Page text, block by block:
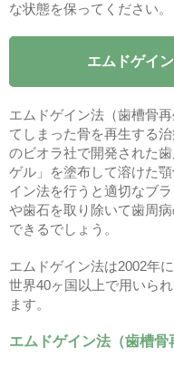
な状態を保ってください。
エムドゲイ
エムドゲイン法（歯槽骨
てしまった骨を再生する
のビオラ社で開発された
ゲル」を塗布して溶けた
イン法を行うと適切なブ
や歯石を取り除いて歯周
できるでしょう。
エムドゲイン法は2002年
世界40ヶ国以上で用いら
ます。
エムドゲイン法（歯槽